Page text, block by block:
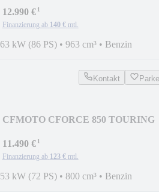
12.990 €¹
Finanzierung ab 140 € mtl.
63 kW (86 PS) • 963 cm³ • Benzin
Kontakt
CFMOTO CFORCE 850 TOURING
11.490 €¹
Finanzierung ab 123 € mtl.
53 kW (72 PS) • 800 cm³ • Benzin